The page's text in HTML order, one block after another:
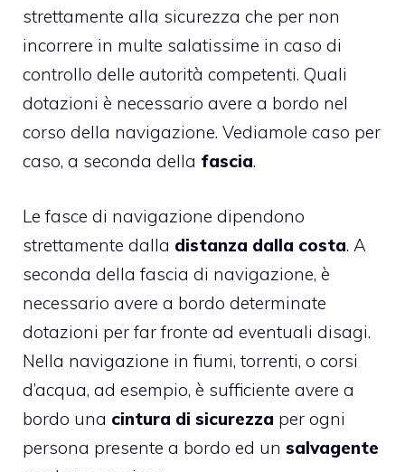
strettamente alla sicurezza che per non
incorrere in multe salatissime in caso di
controllo delle autorità competenti. Quali
dotazioni è necessario avere a bordo nel
corso della navigazione. Vediamole caso per
caso, a seconda della fascia.
Le fasce di navigazione dipendono
strettamente dalla distanza dalla costa. A
seconda della fascia di navigazione, è
necessario avere a bordo determinate
dotazioni per far fronte ad eventuali disagi.
Nella navigazione in fiumi, torrenti, o corsi
d’acqua, ad esempio, è sufficiente avere a
bordo una cintura di sicurezza per ogni
persona presente a bordo ed un salvagente